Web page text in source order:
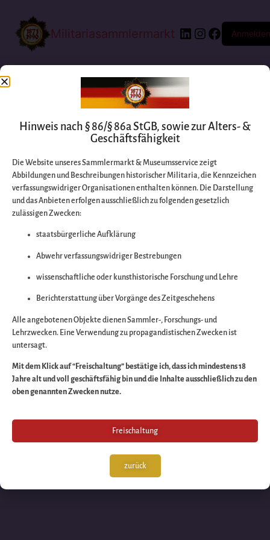
Militariasammlermarkt Anmelden
Entschuldigen Sie
bitte die
Wir arbeiten an
großartigen Sache
schauen Sie bald
wieder vorbei!
Hinweis nach § 86/§ 86a StGB, sowie zur Alters- &
Geschäftsfähigkeit
Die Website unseres Sammlermarkt & Museumsservice zeigt
Abbildungen und Beschreibungen historischer Militaria, die Kennzeichen
verfassungswidriger Organisationen enthalten können. Die Darstellung
und das Anbieten erfolgen ausschließlich zu folgenden gesetzlich
zulässigen Zwecken:
staatsbürgerliche Aufklärung
Abwehr verfassungswidriger Bestrebungen
wissenschaftliche oder kunsthistorische Forschung und Lehre
Berichterstattung über Vorgänge des Zeitgeschehens
Alle angebotenen Objekte dienen Sammler-, Forschungs- und
Lehrzwecken. Eine Verwendung zu propagandistischen Zwecken ist
untersagt.
Mit dem Klick auf “Freischaltung” bestätige ich, dass ich mindestens 18
Jahre alt und voll geschäftsfähig bin und die Inhalte ausschließlich zu den
oben genannten Zwecken nutze.
Freischaltung
zurück